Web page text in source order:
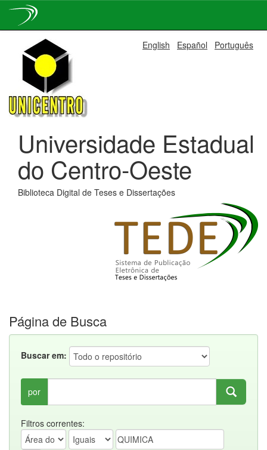
navigation
English Español Português
Universidade Estadual
do Centro-Oeste
Biblioteca Digital de Teses e Dissertações
Página de Busca
Buscar em:
por
Filtros correntes: